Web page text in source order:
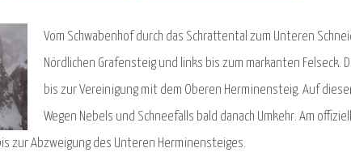
Vom Schwabenhof durch das Schrattental zum Unteren
Nördlichen Grafensteig und links bis zum markanten
bis zur Vereinigung mit dem Oberen Herminensteig. Auf
Wegen Nebels und Schneefalls bald danach Umkehr. Am
zur Abzweigung des Unteren Herminensteiges.